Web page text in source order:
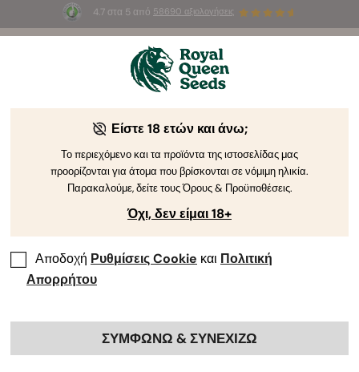
4.7 στα 5 από 58690 αξιολογήσεις
3 σπόρους White Widow AutoΔΩΡΕΑΝ για τους
Γιατί να Αγοράσετε από την RQS?
Γιατί να αγοράσετε από τη Royal Queen Seeds όλα τα
απαραίτητα προϊόντα για την καλλιέργεια κάνναβης; Επειδή
είμαστε η καλύτερη τράπεζα σπόρων στην Ευρώπη και
προσφέρουμε πολλά περισσότερα από απλούς σπόρους!
Δωράκια με κάθε παραγγελία:
Είστε 18 ετών και άνω;
Το περιεχόμενο και τα προϊόντα της ιστοσελίδας μας
προορίζονται για άτομα που βρίσκονται σε νόμιμη ηλικία.
Παρακαλούμε, δείτε τους Όρους & Προϋποθέσεις.
Όχι, δεν είμαι 18+
Αποδοχή Ρυθμίσεις Cookie και Πολιτική
Απορρήτου
ΣΥΜΦΩΝΩ & ΣΥΝΕΧΙΖΩ